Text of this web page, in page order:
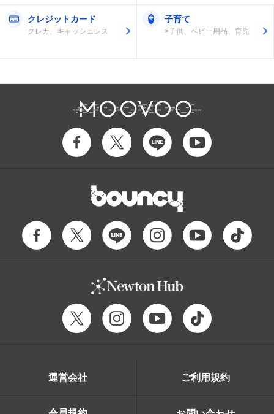
クレジットカード
クレカ、キャッシュレス
子育て
>子供、ベビー用品、育児
運営会社 ご利用規約